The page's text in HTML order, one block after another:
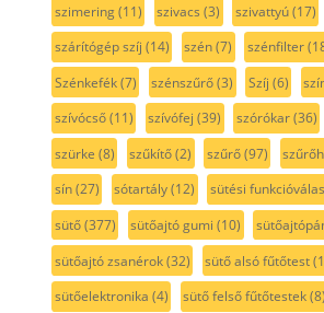
szimering(11) szivacs (3) szivattyú(17)
szárítógép szíj (14) szén(7) szénfilter
Szénkefék(7) szénszűrő(3) Szíj (6)
szívócső(11) szívófej (39) szórókar(36)
szürke (8) szűkítő(2) szűrő(97)
sín(27) sótartály(12) sütési
sütő(377) sütőajtó gumi (10)
sütőajtó zsanérok(32) sütő alsó fűtőtest
sütőelektronika (4) sütő felső fűtőtestek(8)